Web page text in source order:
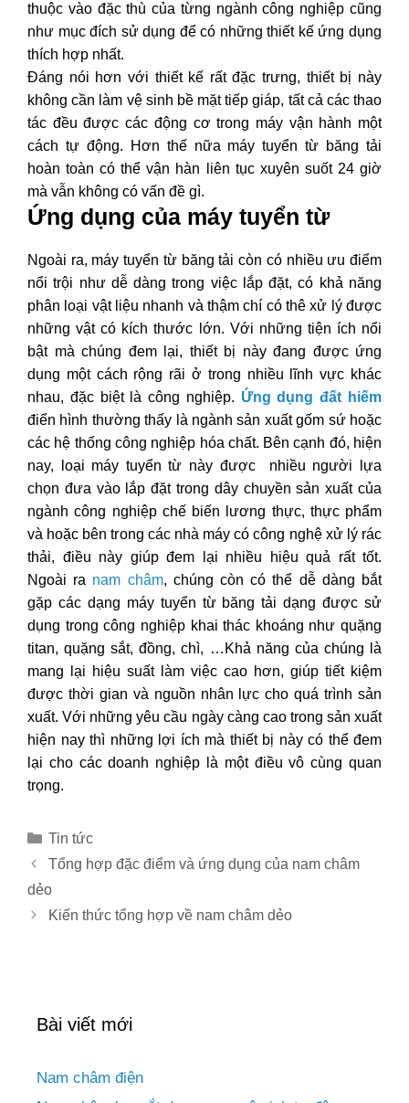
thuộc vào đặc thù của từng ngành công nghiệp cũng
như mục đích sử dụng để có những thiết kế ứng dụng
thích hợp nhất.
Đáng nói hơn với thiết kế rất đặc trưng, thiết bị này
không cần làm vệ sinh bề mặt tiếp giáp, tất cả các thao
tác đều được các động cơ trong máy vận hành một
cách tự động. Hơn thế nữa máy tuyển từ băng tải
hoàn toàn có thể vận hàn liên tục xuyên suốt 24 giờ
mà vẫn không có vấn đề gì.
Ứng dụng của máy tuyển từ
Ngoài ra, máy tuyển từ băng tải còn có nhiều ưu điểm
nổi trội như dễ dàng trong việc lắp đặt, có khả năng
phân loại vật liệu nhanh và thậm chí có thê xử lý được
những vật có kích thước lớn. Với những tiện ích nổi
bật mà chúng đem lại, thiết bị này đang được ứng
dụng một cách rộng rãi ở trong nhiều lĩnh vực khác
nhau, đặc biệt là công nghiệp. Ứng dụng đất hiếm
điển hình thường thấy là ngành sản xuất gốm sứ hoặc
các hệ thống công nghiệp hóa chất. Bên cạnh đó, hiện
nay, loại máy tuyển từ này được nhiều người lựa
chọn đưa vào lắp đặt trong dây chuyền sản xuất của
ngành công nghiệp chế biến lương thực, thực phẩm
và hoặc bên trong các nhà máy có công nghệ xử lý rác
thải, điều này giúp đem lại nhiều hiệu quả rất tốt.
Ngoài ra nam châm, chúng còn có thể dễ dàng bắt
gặp các dạng máy tuyển từ băng tải dạng được sử
dụng trong công nghiệp khai thác khoáng như quặng
titan, quặng sắt, đồng, chì, …Khả năng của chúng là
mang lại hiệu suất làm việc cao hơn, giúp tiết kiệm
được thời gian và nguồn nhân lực cho quá trình sản
xuất. Với những yêu cầu ngày càng cao trong sản xuất
hiện nay thì những lợi ích mà thiết bị này có thể đem
lại cho các doanh nghiệp là một điều vô cùng quan
trọng.
Danh
mục
Tin tức
Điều
hướng
Tổng hợp đặc điểm và ứng dụng của nam châm
dẻo
Kiến thức tổng hợp về nam châm dẻo
Bài viết mới
Nam châm điện